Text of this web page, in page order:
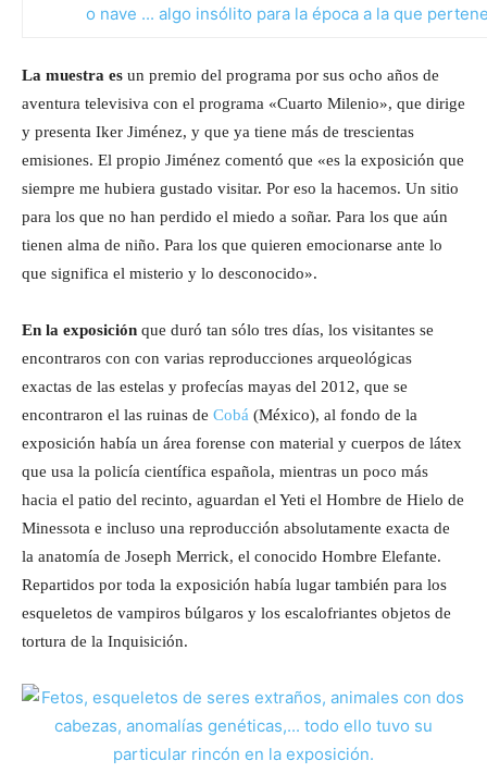
La muestra es un premio del programa por sus ocho años de
aventura televisiva con el programa «Cuarto Milenio», que dirige
y presenta Iker Jiménez, y que ya tiene más de trescientas
emisiones. El propio Jiménez comentó que «es la exposición que
siempre me hubiera gustado visitar. Por eso la hacemos. Un sitio
para los que no han perdido el miedo a soñar. Para los que aún
tienen alma de niño. Para los que quieren emocionarse ante lo
que significa el misterio y lo desconocido».
En la exposición que duró tan sólo tres días, los visitantes se
encontraros con con varias reproducciones arqueológicas
exactas de las estelas y profecías mayas del 2012, que se
encontraron el las ruinas de Cobá (México), al fondo de la
exposición había un área forense con material y cuerpos de látex
que usa la policía científica española, mientras un poco más
hacia el patio del recinto, aguardan el Yeti el Hombre de Hielo de
Minessota e incluso una reproducción absolutamente exacta de
la anatomía de Joseph Merrick, el conocido Hombre Elefante.
Repartidos por toda la exposición había lugar también para los
esqueletos de vampiros búlgaros y los escalofriantes objetos de
tortura de la Inquisición.